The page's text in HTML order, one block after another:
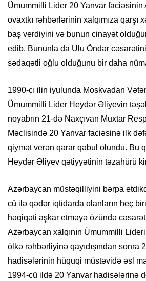
Ümummilli Lider 20 Yanvar faciəsinin
ovaxtkı rəhbərlərinin xalqımıza qarşı
baş verdiyini və bunun cinayət
edib. Bununla da Ulu Öndər
sədaqətli oğlu olduğunu bir daha
1990-cı ilin iyulunda Moskvadan
Ümummilli Lider Heydər Əliyevin
noyabrın 21-də Naxçıvan Muxtar
Məclisində 20 Yanvar faciəsinə ilk
qiymət verən qərar qəbul olundu. Bu
Heydər Əliyev qətiyyətinin təzahürü
Azərbaycan müstəqilliyini bərpa
cü ilə qədər iqtidarda olanların heç
həqiqəti aşkar etməyə özündə cəsarət
Azərbaycan xalqının Ümummilli
ölkə rəhbərliyinə qayıdışından sonra
hadisələrinin hüquqi müstəvidə əsl
1994-cü ildə 20 Yanvar hadisələrinə